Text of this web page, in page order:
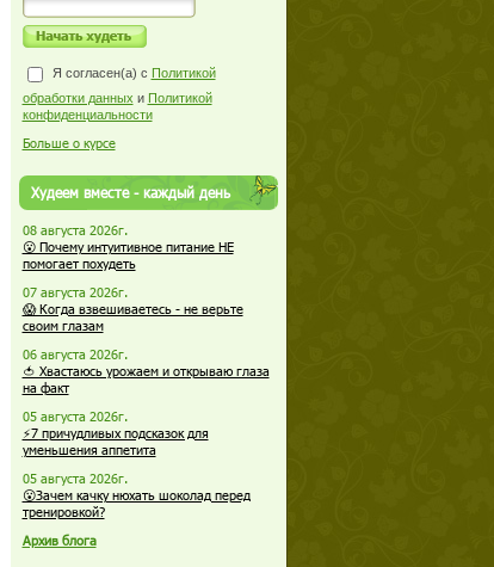
Я согласен(а) с Политикой
обработки данных и Политикой
конфиденциальности
Больше о курсе
Худеем вместе - каждый день
08 августа 2026г.
😮 Почему интуитивное питание НЕ
помогает похудеть
07 августа 2026г.
😱 Когда взвешиваетесь - не верьте
своим глазам
06 августа 2026г.
🍅 Хвастаюсь урожаем и открываю глаза
на факт
05 августа 2026г.
⚡7 причудливых подсказок для
уменьшения аппетита
05 августа 2026г.
😮Зачем качку нюхать шоколад перед
тренировкой?
Архив блога